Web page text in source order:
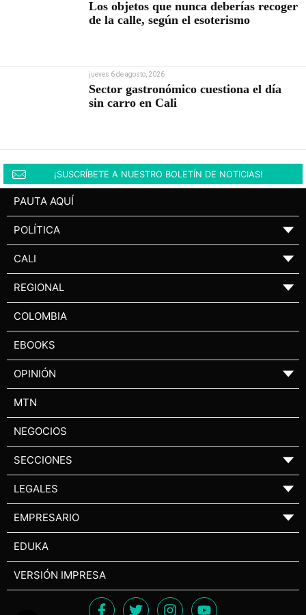
Los objetos que nunca deberías recoger
de la calle, según el esoterismo
jueves 6 de agosto, 2026
Sector gastronómico cuestiona el día
sin carro en Cali
¡SUSCRÍBETE A NUESTRO BOLETÍN DE NOTICIAS!
PAUTA AQUÍ
POLÍTICA ▼
CALI ▼
REGIONAL ▼
COLOMBIA
EBOOKS
OPINIÓN ▼
MTN
NEGOCIOS
SECCIONES ▼
LEGALES ▼
EMPRESARIO ▼
EDUKA
VERSIÓN IMPRESA